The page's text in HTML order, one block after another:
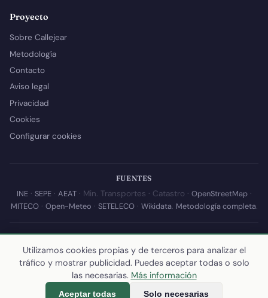
Proyecto
Sobre Callejear
Metodología
Contacto
Aviso legal
Privacidad
Cookies
Configurar cookies
FUENTES
INE· SEPE· AEAT· Min. Transportes · Catastro · OpenStreetMap·
MITECO· Open-Meteo · SETELECO· Wikidata. Metodología completa.
© 2026 Callejear.com — Directorio municipal de España con datos
abiertos. Desarrollado y mantenido porYoel Castaño.
Última actualización de esta página:10 de julio de 2026
calculamos los datos
Utilizamos cookies propias y de terceros para analizar el
tráfico y mostrar publicidad. Puedes aceptar todas o solo
las necesarias. Más información
Aceptar todas Solo necesarias